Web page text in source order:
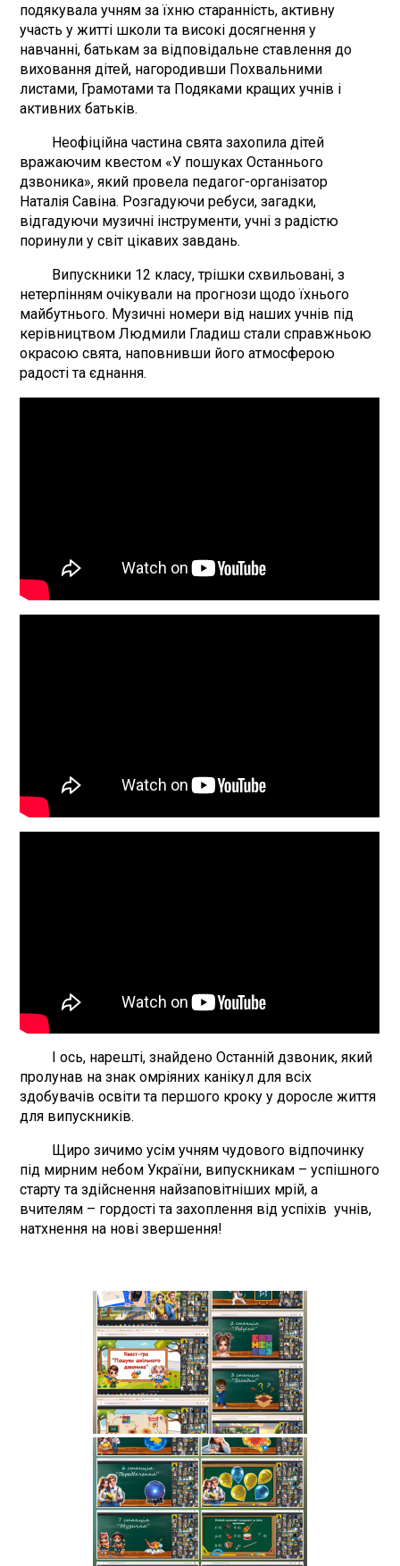
подякувала учням за їхню старанність, активну
участь у житті школи та високі досягнення у
навчанні, батькам за відповідальне ставлення до
виховання дітей, нагородивши Похвальними
листами, Грамотами та Подяками кращих учнів і
активних батьків.
Неофіційна частина свята захопила дітей
вражаючим квестом «У пошуках Останнього
дзвоника», який провела педагог-організатор
Наталія Савіна. Розгадуючи ребуси, загадки,
відгадуючи музичні інструменти, учні з радістю
поринули у світ цікавих завдань.
Випускники 12 класу, трішки схвильовані, з
нетерпінням очікували на прогнози щодо їхнього
майбутнього. Музичні номери від наших учнів під
керівництвом Людмили Гладиш стали справжньою
окрасою свята, наповнивши його атмосферою
радості та єднання.
І ось, нарешті, знайдено Останній дзвоник, який
пролунав на знак омріяних канікул для всіх
здобувачів освіти та першого кроку у доросле життя
для випускників.
Щиро зичимо усім учням чудового відпочинку
під мирним небом України, випускникам – успішного
старту та здійснення найзаповітніших мрій, а
вчителям – гордості та захоплення від успіхів учнів,
натхнення на нові звершення!